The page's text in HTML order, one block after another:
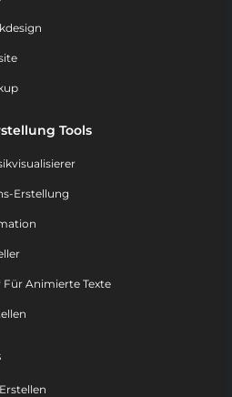
Tools
Erstellung
Für Animierte Texte